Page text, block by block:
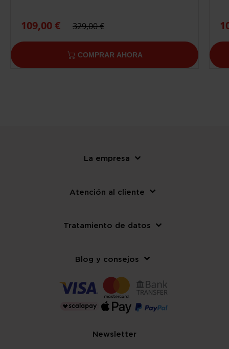
109,00 € 329,00 €
COMPRAR AHORA
La empresa
Atención al cliente
Tratamiento de datos
Blog y consejos
Newsletter